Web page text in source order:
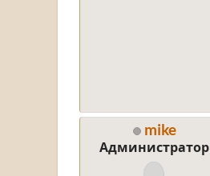
mike
Администратор